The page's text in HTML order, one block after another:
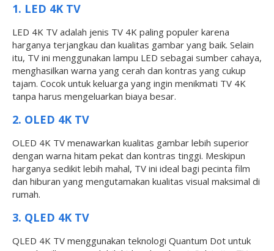
1. LED 4K TV
LED 4K TV adalah jenis TV 4K paling populer karena
harganya terjangkau dan kualitas gambar yang baik. Selain
itu, TV ini menggunakan lampu LED sebagai sumber cahaya,
menghasilkan warna yang cerah dan kontras yang cukup
tajam. Cocok untuk keluarga yang ingin menikmati TV 4K
tanpa harus mengeluarkan biaya besar.
2. OLED 4K TV
OLED 4K TV menawarkan kualitas gambar lebih superior
dengan warna hitam pekat dan kontras tinggi. Meskipun
harganya sedikit lebih mahal, TV ini ideal bagi pecinta film
dan hiburan yang mengutamakan kualitas visual maksimal di
rumah.
3. QLED 4K TV
QLED 4K TV menggunakan teknologi Quantum Dot untuk